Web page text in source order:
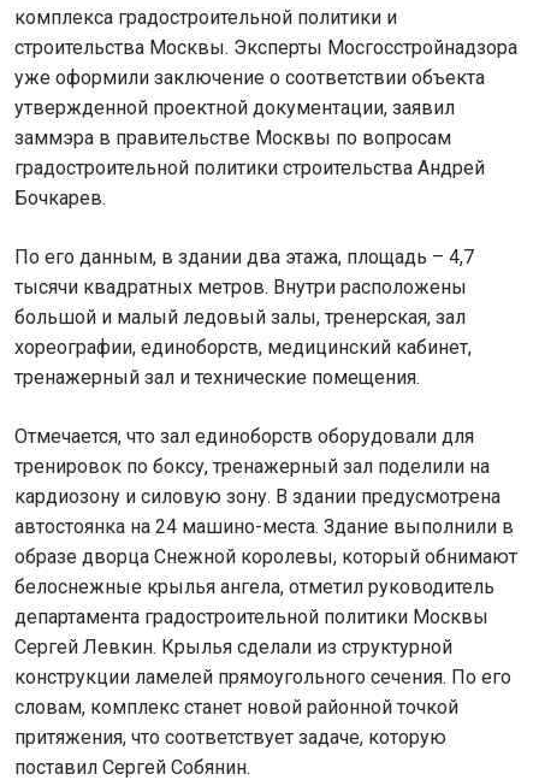
комплекса градостроительной политики и
строительства Москвы. Эксперты Мосгосстройнадзора
уже оформили заключение о соответствии объекта
утвержденной проектной документации, заявил
заммэра в правительстве Москвы по вопросам
градостроительной политики строительства Андрей
Бочкарев.
По его данным, в здании два этажа, площадь – 4,7
тысячи квадратных метров. Внутри расположены
большой и малый ледовый залы, тренерская, зал
хореографии, единоборств, медицинский кабинет,
тренажерный зал и технические помещения.
Отмечается, что зал единоборств оборудовали для
тренировок по боксу, тренажерный зал поделили на
кардиозону и силовую зону. В здании предусмотрена
автостоянка на 24 машино-места. Здание выполнили в
образе дворца Снежной королевы, который обнимают
белоснежные крылья ангела, отметил руководитель
департамента градостроительной политики Москвы
Сергей Левкин. Крылья сделали из структурной
конструкции ламелей прямоугольного сечения. По его
словам, комплекс станет новой районной точкой
притяжения, что соответствует задаче, которую
поставил Сергей Собянин.